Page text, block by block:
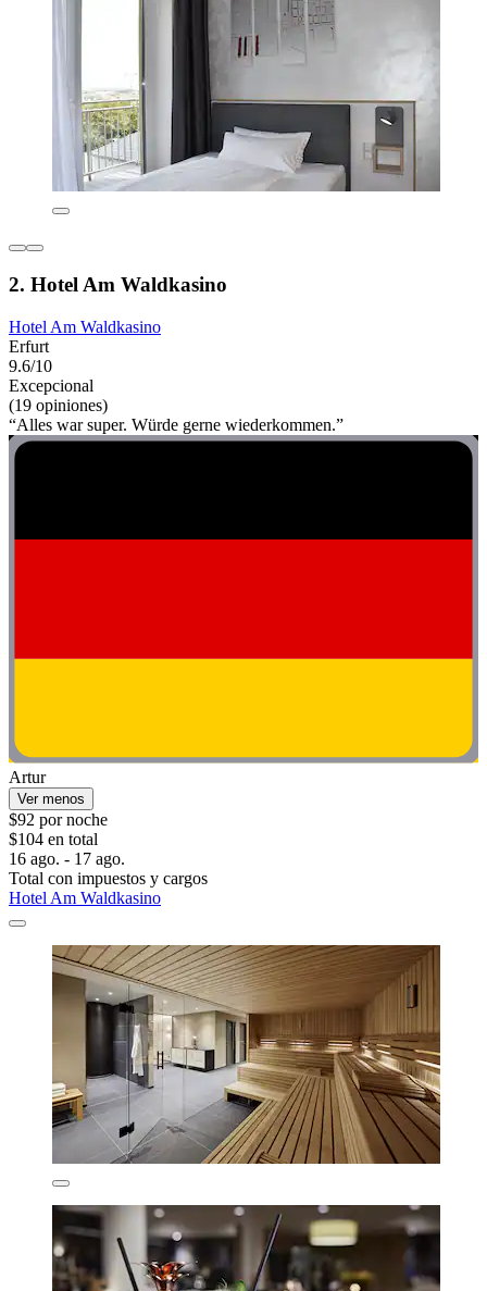
2. Hotel Am Waldkasino
Hotel Am Waldkasino
Erfurt
9.6/10
Excepcional
(19 opiniones)
“Alles war super. Würde gerne wiederkommen.”
Artur
Ver menos
$92 por noche
$104 en total
16 ago. - 17 ago.
Total con impuestos y cargos
Hotel Am Waldkasino